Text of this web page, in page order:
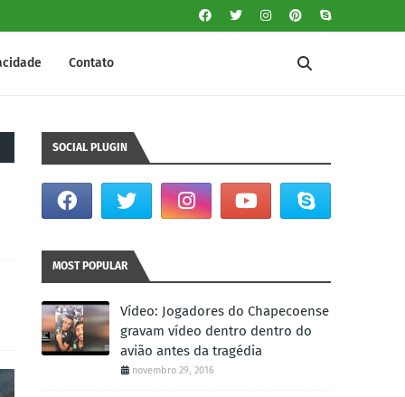
Contato
SOCIAL PLUGIN
MOST POPULAR
Vídeo: Jogadores do Chapecoense
gravam vídeo dentro dentro do
avião antes da tragédia
novembro 29, 2016